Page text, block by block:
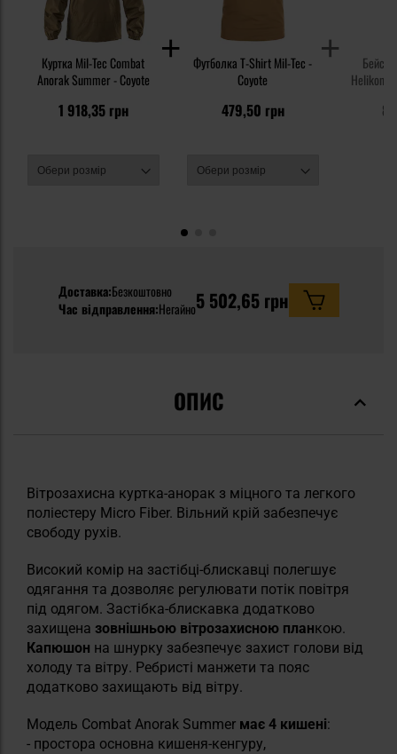
Куртка Mil-Tec Combat
Anorak Summer - Coyote
1 918,35 грн
Футболка T-Shirt Mil-Tec -
Coyote
479,50 грн
Helikon-
Доставка:Безкоштовно
Час відправлення:Негайно5 502,65 грн
ОПИС
Вітрозахисна куртка-анорак з міцного та легкого
поліестеру Micro Fiber. Вільний крій забезпечує
свободу рухів.
Високий комір на застібці-блискавці полегшує
одягання та дозволяє регулювати потік повітря
під одягом. Застібка-блискавка додатково
захищена зовнішньою вітрозахисною планкою.
Капюшон на шнурку забезпечує захист голови від
холоду та вітру. Ребристі манжети та пояс
додатково захищають від вітру.
Модель Combat Anorak Summer має 4 кишені:
- простора основна кишеня-кенгуру,